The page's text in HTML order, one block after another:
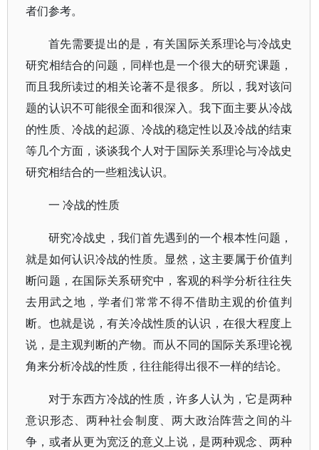
者们参考。
首先需要提出的是，有关国际关系理论与冷战史
研究相结合的问题，同样也是一个很大的研究课题，
而且我所读过的相关论著不是很多。所以，我对该问
题的认识不可能很全面和很深入。我下面主要从冷战
的性质、冷战的起源、冷战的稳定性以及冷战的结束
等几个方面，谈谈我个人对于国际关系理论与冷战史
研究相结合的一些粗浅认识。
一 冷战的性质
研究冷战史，我们首先遇到的一个根本性问题，
就是如何认识冷战的性质。显然，这主要属于价值判
断问题，在国际关系研究中，客观的科学分析往往失
去用武之地，学者们常常不得不借助主观的价值判
断。也就是说，有关冷战性质的认识，在很大程度上
说，是主观判断的产物。而从不同的国际关系理论视
角来分析冷战的性质，往往能得出很不一样的结论。
对于东西方冷战的性质，许多人认为，它是两种
意识形态、两种社会制度、两大政治阵营之间的斗
争，或者从更为宽泛的意义上说，是两种观念、两种